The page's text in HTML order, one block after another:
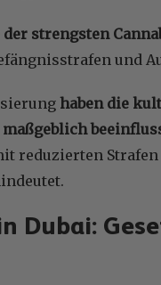
der strengsten
und
haben die
reduzierten
Dubai: